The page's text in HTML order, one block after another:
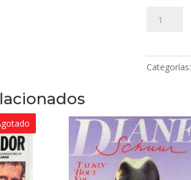
cantidad
Categorías: